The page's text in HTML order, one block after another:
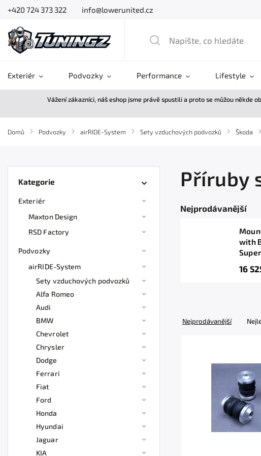
+420 724 373 322 info@lowerunited.cz
Exteriér Podvozky Performance Lifestyle
Vážení zákazníci, náš eshop jsme právě spustili a proto se můžou
Domů / Podvozky / airRIDE-System / Sety vzduchových podvozků / Škoda /
Kategorie
Exteriér
Maxton Design
RSD Factory
Podvozky
airRIDE-System
Sety vzduchových podvozků
Alfa Romeo
Audi
BMW
Chevrolet
Chrysler
Dodge
Ferrari
Fiat
Ford
Honda
Hyundai
Jaguar
KIA
Příruby
Nejprodávanější
with
16
Nejprodávanější